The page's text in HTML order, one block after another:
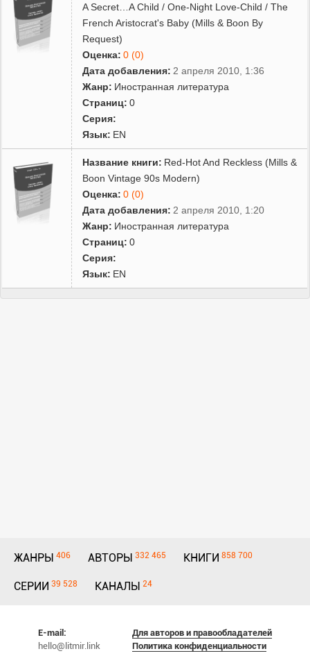
A Secret…A Child / One-Night Love-Child / The
French Aristocrat's Baby (Mills & Boon By
Request)
Оценка: 0 (0)
Дата добавления: 2 апреля 2010, 1:36
Жанр: Иностранная литература
Страниц: 0
Серия:
Язык: EN
Название книги: Red-Hot And Reckless (Mills &
Boon Vintage 90s Modern)
Оценка: 0 (0)
Дата добавления: 2 апреля 2010, 1:20
Жанр: Иностранная литература
Страниц: 0
Серия:
Язык: EN
ЖАНРЫ 406 АВТОРЫ 332 465 КНИГИ 858 700
СЕРИИ 39 528 КАНАЛЫ 24
E-mail:
hello@litmir.link
Для авторов и правообладателей
Политика конфиденциальности